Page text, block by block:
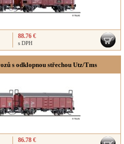
88.76 €
s DPH
s odklopnou střechou Utz/Tms
86.78 €